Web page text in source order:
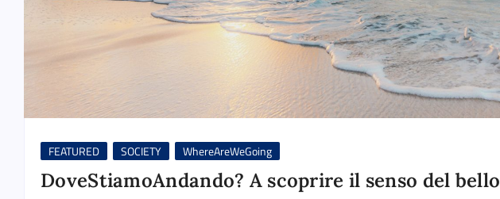
FEATURED SOCIETY WhereAreWeGoing
DoveStiamoAndando? A scoprire il senso del bello